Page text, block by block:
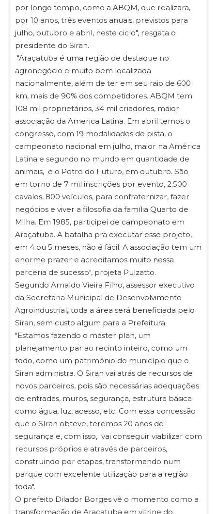
por longo tempo, como a ABQM, que realizara,
por 10 anos, três eventos anuais, previstos para
julho, outubro e abril, neste ciclo", resgata o
presidente do Siran.
"Araçatuba é uma região de destaque no
agronegócio e muito bem localizada
nacionalmente, além de ter em seu raio de 600
km, mais de 90% dos competidores. ABQM tem
108 mil proprietários, 34 mil criadores, maior
associação da America Latina. Em abril temos o
congresso, com 19 modalidades de pista, o
campeonato nacional em julho, maior na América
Latina e segundo no mundo em quantidade de
animais, e o Potro do Futuro, em outubro. São
em torno de 7 mil inscrições por evento, 2.500
cavalos, 800 veículos, para confraternizar, fazer
negócios e viver a filosofia da família Quarto de
Milha. Em 1985, participei de campeonato em
Araçatuba. A batalha pra executar esse projeto,
em 4 ou 5 meses, não é fácil. A associação tem um
enorme prazer e acreditamos muito nessa
parceria de sucesso", projeta Pulzatto.
Segundo Arnaldo Vieira Filho, assessor executivo
da Secretaria Municipal de Desenvolvimento
Agroindustrial, toda a área será beneficiada pelo
Siran, sem custo algum para a Prefeitura.
"Estamos fazendo o máster plan, um
planejamento par ao recinto inteiro, como um
todo, como um patrimônio do município que o
Siran administra. O Siran vai atrás de recursos de
novos parceiros, pois são necessárias adequações
de entradas, muros, segurança, estrutura básica
como água, luz, acesso, etc. Com essa concessão
que o SIran obteve, teremos 20 anos de
segurança e, com isso, vai conseguir viabilizar com
recursos próprios e através de parceiros,
construindo por etapas, transformando num
parque com excelente utilização para a região
toda".
O prefeito Dilador Borges vê o momento como a
transformação de Araçatuba em vitrine do